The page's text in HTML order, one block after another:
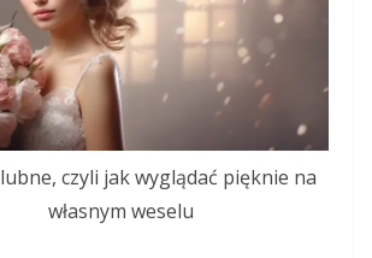
czyli jak wyglądać pięknie na
własnym weselu